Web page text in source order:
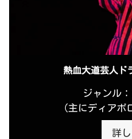
熱血大道芸人ド
ジャンル
（主にディアボ
詳